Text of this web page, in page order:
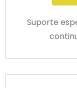
Suporte